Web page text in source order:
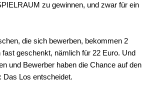
zu gewinnen, und zwar für ein
die sich bewerben, bekommen 2
geschenkt, nämlich für 22 Euro. Und
und Bewerber haben die Chance auf den
Das Los entscheidet.